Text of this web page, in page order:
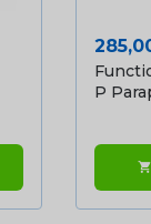
Prijs
P
shopping_cart